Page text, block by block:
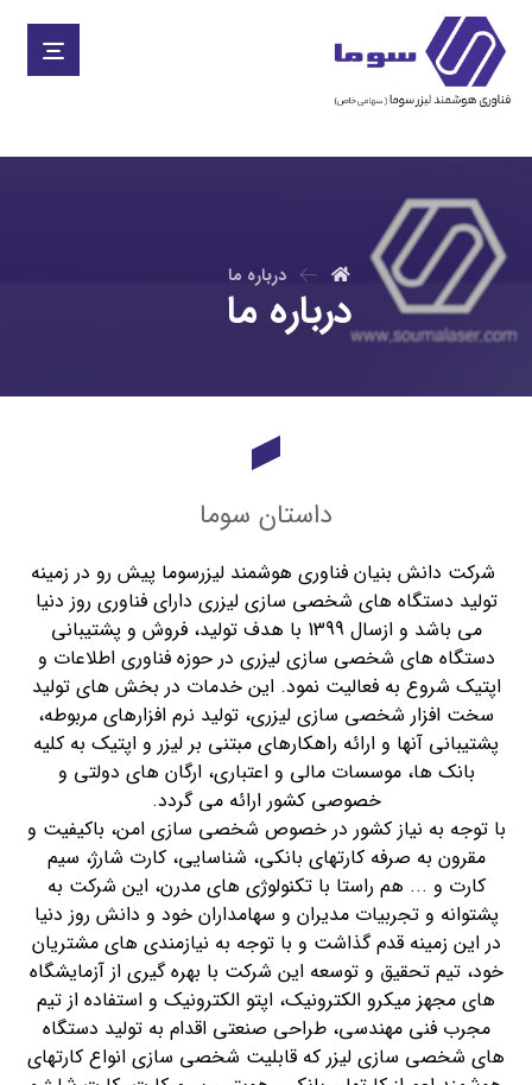
درباره ما
درباره ما
داستان سوما
شرکت دانش بنیان فناوری هوشمند لیزرسوما پیش رو در زمینه
تولید دستگاه های شخصی سازی لیزری دارای فناوری روز دنیا
می باشد و ازسال 1399 با هدف تولید، فروش و پشتیبانی
دستگاه های شخصی سازی لیزری در حوزه فناوری اطلاعات و
اپتیک شروع به فعالیت نمود. این خدمات در بخش های تولید
سخت افزار شخصی سازی لیزری، تولید نرم افزارهای مربوطه،
پشتیبانی آنها و ارائه راهکارهای مبتنی بر لیزر و اپتیک به کلیه
بانک ها، موسسات مالی و اعتباری، ارگان های دولتی و
خصوصی کشور ارائه می گردد.
با توجه به نیاز کشور در خصوص شخصی سازی امن، باکیفیت و
مقرون به صرفه کارتهای بانکی، شناسایی، کارت شارژ، سیم
کارت و ... هم راستا با تکنولوژی های مدرن، این شرکت به
پشتوانه و تجربیات مدیران و سهامداران خود و دانش روز دنیا
در این زمینه قدم گذاشت و با توجه به نیازمندی های مشتریان
خود، تیم تحقیق و توسعه این شرکت با بهره گیری از آزمایشگاه
های مجهز میکرو الکترونیک، اپتو الکترونیک و استفاده از تیم
مجرب فنی مهندسی، طراحی صنعتی اقدام به تولید دستگاه
های شخصی سازی لیزر که قابلیت شخصی سازی انواع کارتهای